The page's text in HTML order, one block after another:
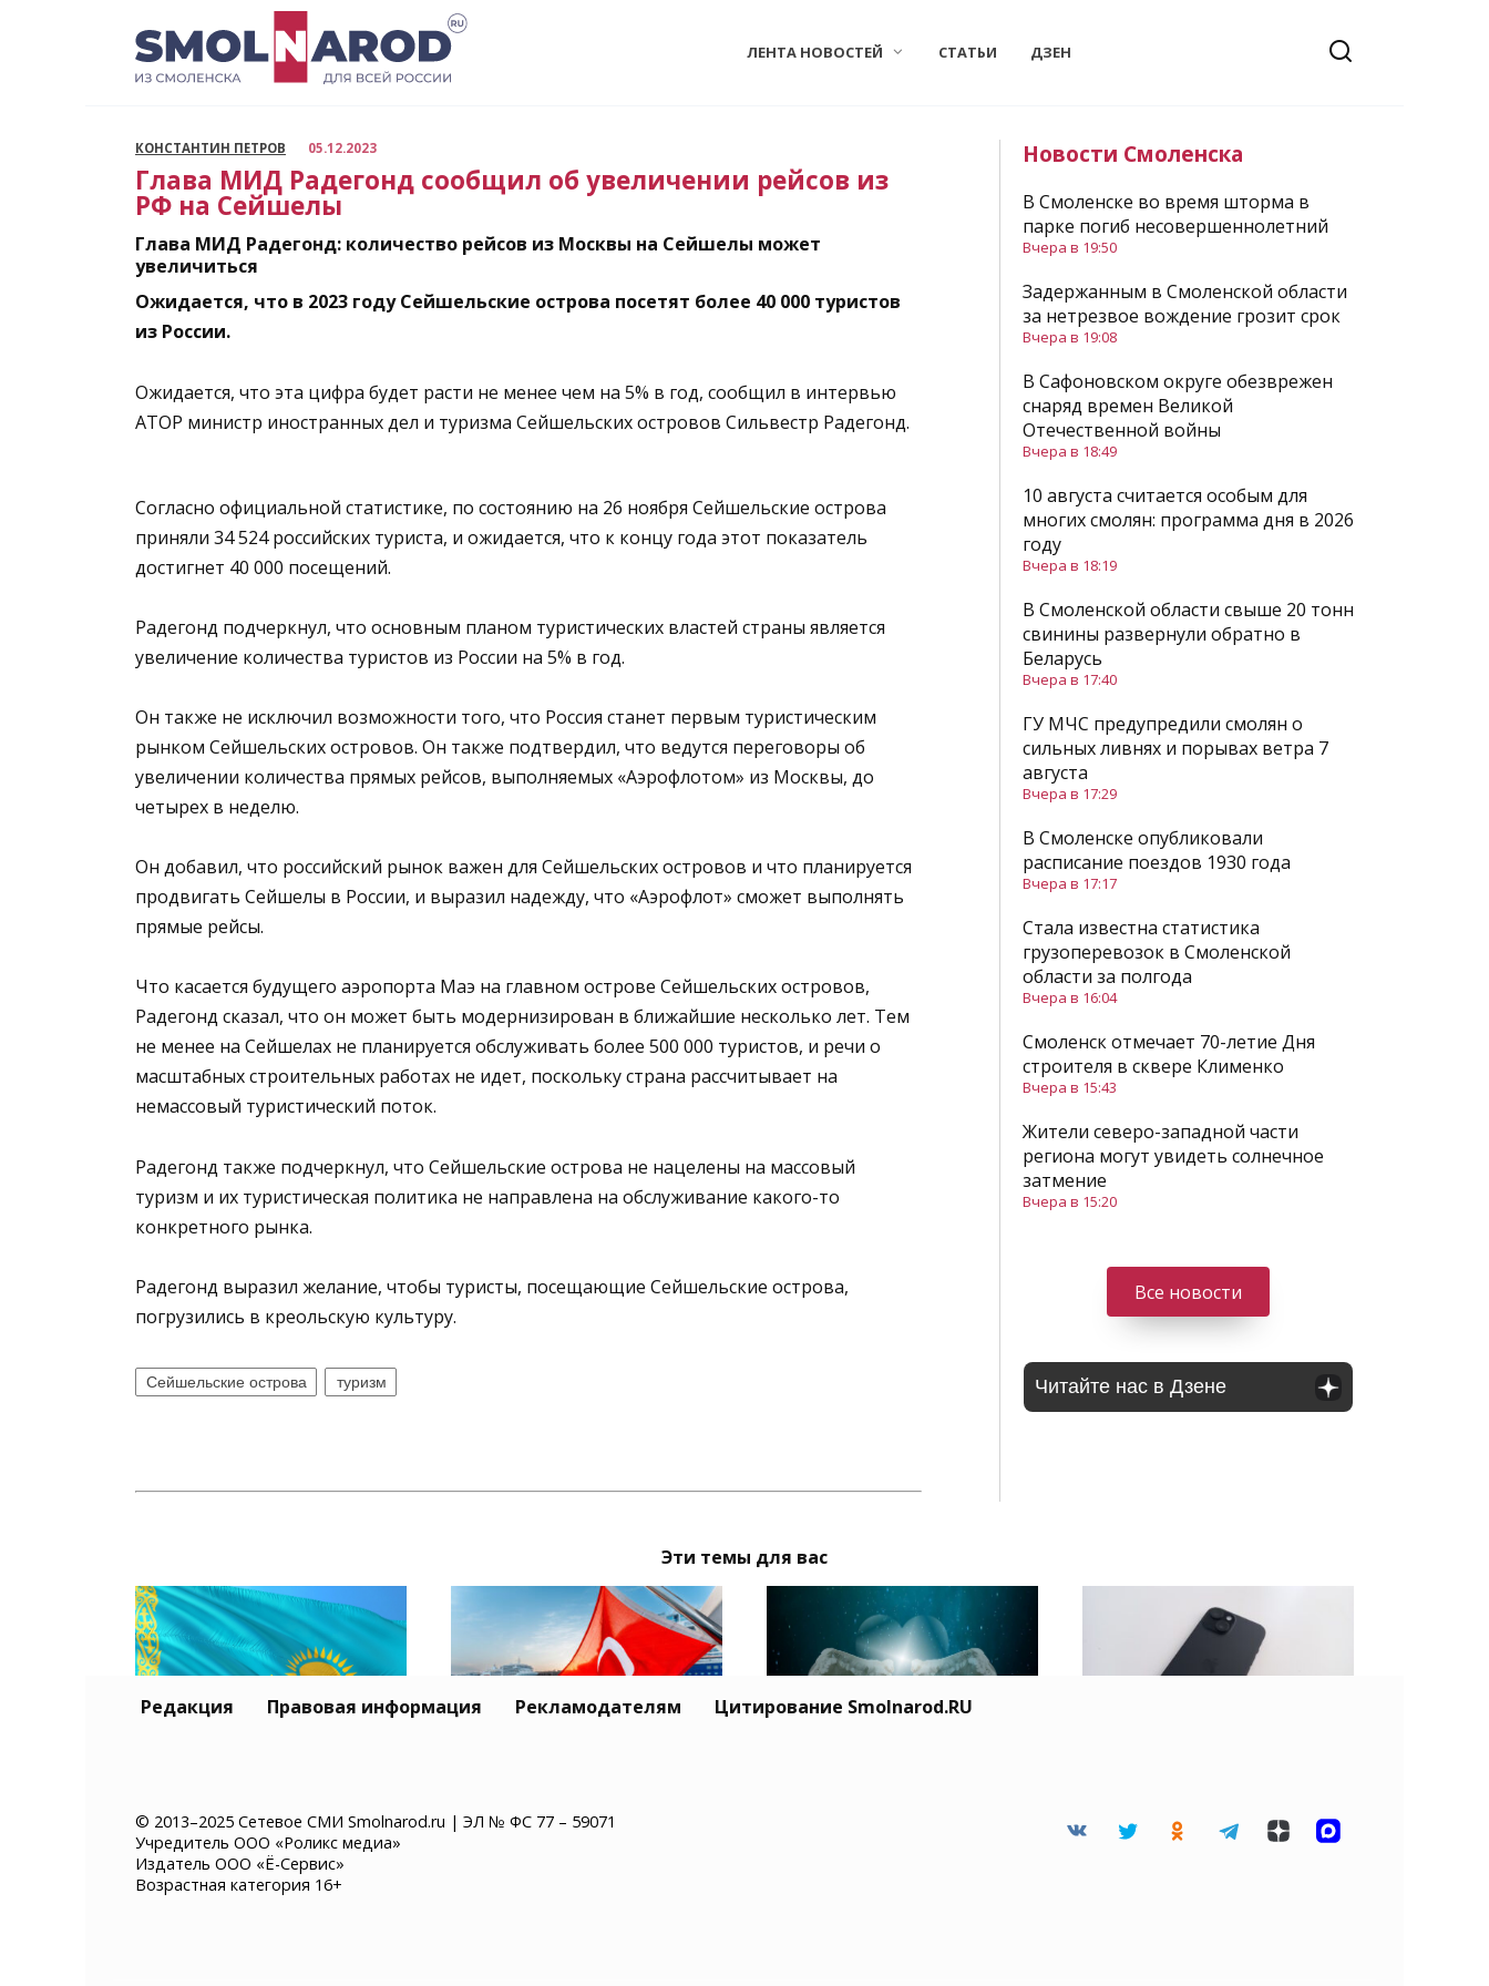
ЛЕНТА НОВОСТЕЙ СТАТЬИ ДЗЕН
КОНСТАНТИН ПЕТРОВ 05.12.2023
Глава МИД Радегонд сообщил об увеличении рейсов из
РФ на Сейшелы
Глава МИД Радегонд: количество рейсов из Москвы на Сейшелы может
увеличиться
Ожидается, что в 2023 году Сейшельские острова посетят более 40 000 туристов
из России.
Ожидается, что эта цифра будет расти не менее чем на 5% в год, сообщил в интервью
АТОР министр иностранных дел и туризма Сейшельских островов Сильвестр Радегонд.
Согласно официальной статистике, по состоянию на 26 ноября Сейшельские острова
приняли 34 524 российских туриста, и ожидается, что к концу года этот показатель
достигнет 40 000 посещений.
Радегонд подчеркнул, что основным планом туристических властей страны является
увеличение количества туристов из России на 5% в год.
Он также не исключил возможности того, что Россия станет первым туристическим
рынком Сейшельских островов. Он также подтвердил, что ведутся переговоры об
увеличении количества прямых рейсов, выполняемых «Аэрофлотом» из Москвы, до
четырех в неделю.
Он добавил, что российский рынок важен для Сейшельских островов и что планируется
продвигать Сейшелы в России, и выразил надежду, что «Аэрофлот» сможет выполнять
прямые рейсы.
Что касается будущего аэропорта Маэ на главном острове Сейшельских островов,
Радегонд сказал, что он может быть модернизирован в ближайшие несколько лет. Тем
не менее на Сейшелах не планируется обслуживать более 500 000 туристов, и речи о
масштабных строительных работах не идет, поскольку страна рассчитывает на
немассовый туристический поток.
Радегонд также подчеркнул, что Сейшельские острова не нацелены на массовый
туризм и их туристическая политика не направлена на обслуживание какого-то
конкретного рынка.
Радегонд выразил желание, чтобы туристы, посещающие Сейшельские острова,
погрузились в креольскую культуру.
Сейшельские острова туризм
Новости Смоленска
В Смоленске во время шторма в
парке погиб несовершеннолетний
Вчера в 19:50
Задержанным в Смоленской области
за нетрезвое вождение грозит срок
Вчера в 19:08
В Сафоновском округе обезврежен
снаряд времен Великой
Отечественной войны
Вчера в 18:49
10 августа считается особым для
многих смолян: программа дня в 2026
году
Вчера в 18:19
В Смоленской области свыше 20 тонн
свинины развернули обратно в
Беларусь
Вчера в 17:40
ГУ МЧС предупредили смолян о
сильных ливнях и порывах ветра 7
августа
Вчера в 17:29
В Смоленске опубликовали
расписание поездов 1930 года
Вчера в 17:17
Стала известна статистика
грузоперевозок в Смоленской
области за полгода
Вчера в 16:04
Смоленск отмечает 70-летие Дня
строителя в сквере Клименко
Вчера в 15:43
Жители северо-западной части
региона могут увидеть солнечное
затмение
Вчера в 15:20
Все новости
Читайте нас в Дзене
Эти темы для вас
Казахстан хочет ввести
платное разрешение на
въезд для иностранцев
и Киев обеспечить
защитную пленку на
разбитый экран
Редакция Правовая информация Рекламодателям Цитирование Smolnarod.RU
© 2013–2025 Сетевое СМИ Smolnarod.ru | ЭЛ № ФС 77 – 59071
Учредитель ООО «Роликс медиа»
Издатель ООО «Ё-Сервис»
Возрастная категория 16+